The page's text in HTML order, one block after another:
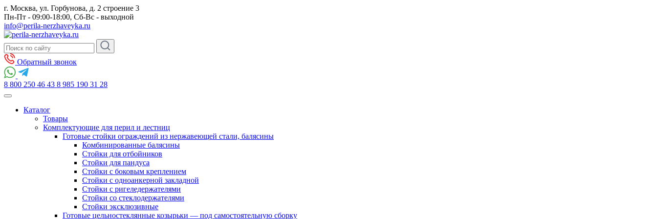
г. Москва, ул. Горбунова, д. 2 строение 3
Пн-Пт - 09:00-18:00, Сб-Вс - выходной
info@perila-nerzhaveyka.ru
Обратный звонок
8 800 250 46 43 8 985 190 31 28
Каталог
Товары
Комплектующие для перил и лестниц
Готовые стойки ограждений из нержавеющей стали, балясины
Комбинированные балясины
Стойки для отбойников
Стойки для пандуса
Стойки с боковым креплением
Стойки с одноанкерной закладной
Стойки с ригеледержателями
Стойки со стеклодержателями
Стойки эксклюзивные
Готовые цельностеклянные козырьки — под самостоятельную сборку